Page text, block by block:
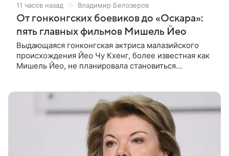
11 часов назад Владимир Белозеров
От гонконгских боевиков до «Оскара»:
пять главных фильмов Мишель Йео
Выдающаяся гонконгская актриса малазийского
происхождения Йео Чу Кхенг, более известная как
Мишель Йео, не планировала становиться